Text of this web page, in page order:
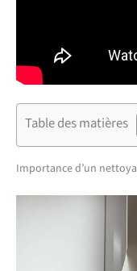
Table des matières
Importance d’un